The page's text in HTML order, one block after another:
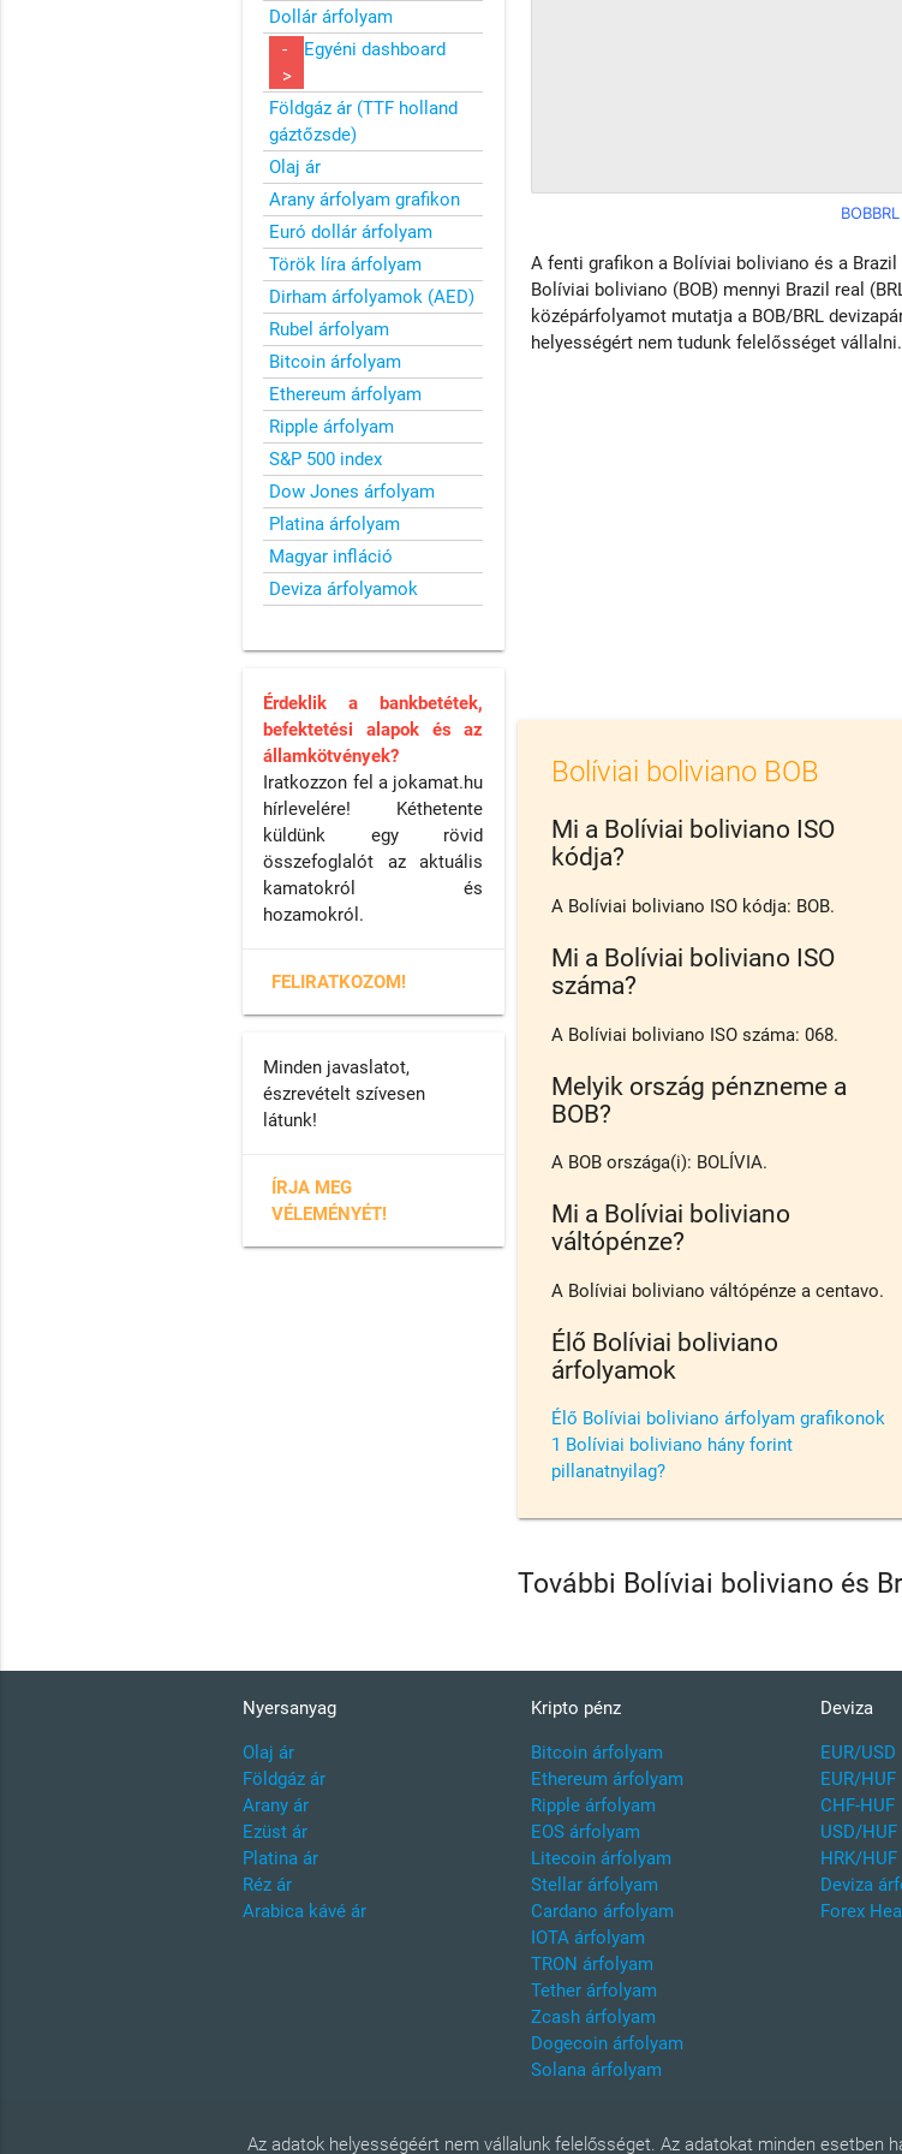
A fenti grafikon a Bolíviai boliviano és a
Bolíviai boliviano (BOB) mennyi Brazil real
középárfolyamot mutatja a BOB/BRL
helyességért nem tudunk felelősséget
Bolíviai boliviano BOB
Mi a Bolíviai boliviano ISO
kódja?
A Bolíviai boliviano ISO kódja: BOB.
Mi a Bolíviai boliviano ISO
száma?
A Bolíviai boliviano ISO száma: 068.
Melyik ország pénzneme a
BOB?
A BOB országa(i): BOLÍVIA.
Mi a Bolíviai boliviano
váltópénze?
A Bolíviai boliviano váltópénze a centavo.
Élő Bolíviai boliviano
árfolyamok
Élő Bolíviai boliviano árfolyam grafikonok
1 Bolíviai boliviano hány forint
pillanatnyilag?
További Bolíviai boliviano és
Dollár árfolyam
-
>
Egyéni dashboard
Földgáz ár (TTF holland
gáztőzsde)
Olaj ár
Arany árfolyam grafikon
Euró dollár árfolyam
Török líra árfolyam
Dirham árfolyamok (AED)
Rubel árfolyam
Bitcoin árfolyam
Ethereum árfolyam
Ripple árfolyam
S&P 500 index
Dow Jones árfolyam
Platina árfolyam
Magyar infláció
Deviza árfolyamok
Érdeklik a bankbetétek,
befektetési alapok és az
államkötvények?
Iratkozzon fel a jokamat.hu
hírlevelére! Kéthetente
küldünk egy rövid
összefoglalót az aktuális
kamatokról és
hozamokról.
FELIRATKOZOM!
Minden javaslatot,
észrevételt szívesen
látunk!
ÍRJA MEG
VÉLEMÉNYÉT!
Nyersanyag
Olaj ár
Földgáz ár
Arany ár
Ezüst ár
Platina ár
Réz ár
Arabica kávé ár
Kripto pénz
Bitcoin árfolyam
Ethereum árfolyam
Ripple árfolyam
EOS árfolyam
Litecoin árfolyam
Stellar árfolyam
Cardano árfolyam
IOTA árfolyam
TRON árfolyam
Tether árfolyam
Zcash árfolyam
Dogecoin árfolyam
Solana árfolyam
Deviza
EUR/USD
EUR/HUF
CHF-HUF
USD/HUF
HRK/HUF
Deviza
Forex
Az adatok helyességéért nem vállalunk felelősséget. Az adatokat minden esetben